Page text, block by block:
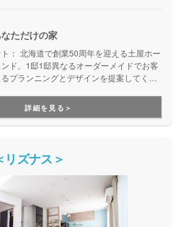
ただけの家
： 北海道で創業50周年を迎える土屋ホー
ド。1邸1邸異なるオーダーメイドでお客
プランニングとデザインを提案してくれ
詳細を見る＞
リズナス＞